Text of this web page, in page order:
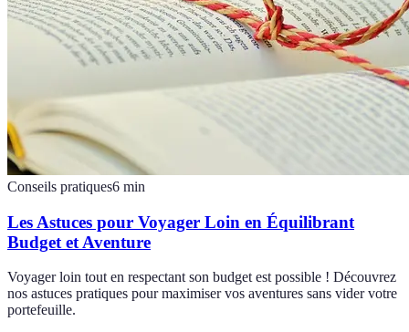
Conseils pratiques6 min
Les Astuces pour Voyager Loin en Équilibrant
Budget et Aventure
Voyager loin tout en respectant son budget est possible ! Découvrez
nos astuces pratiques pour maximiser vos aventures sans vider votre
portefeuille.